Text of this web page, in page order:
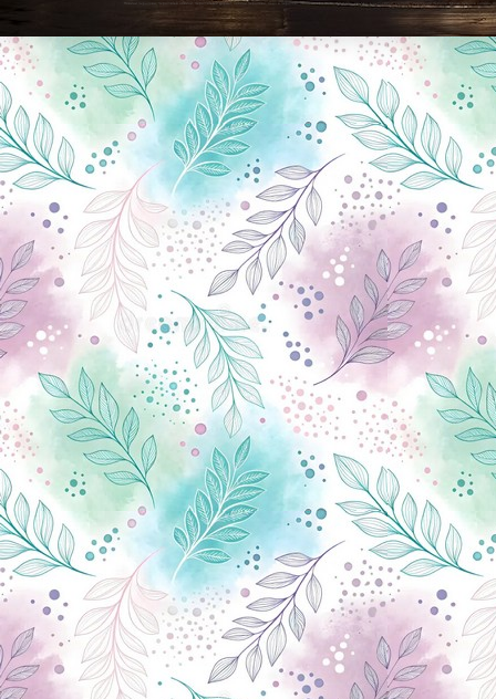
Новини Чернігова, Чернігівські новини, Чернігівський формат, новини Чернігова, події в Чернігові: політика, економіка, аналітика, культура, відеоновини, екологія, спортивний Чернігів, туризм, Чернігів